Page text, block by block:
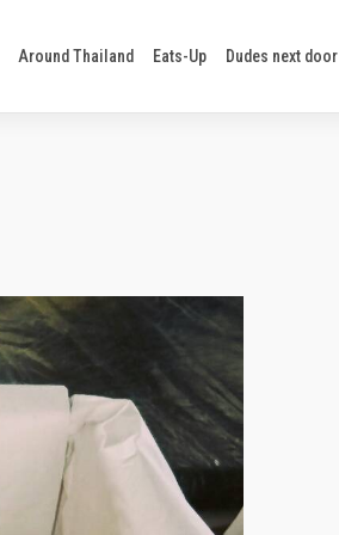
Around Thailand Eats-Up Dudes next door